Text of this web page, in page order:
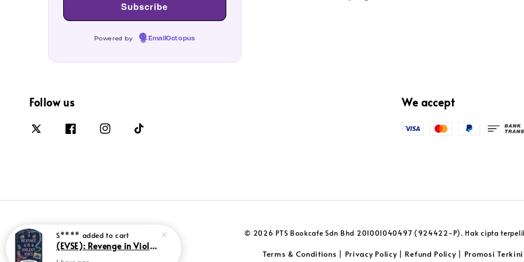
Powered by EmailOctopus
Follow us We accept
© 2026 PTS Bookcafe Sdn Bhd 201001040497 (924422-P). Hak cipta
Terms & Conditions Privacy Policy| Refund Policy| Promosi Terkini
S**** added to cart
(EVSE): Revenge in Violent Hues (L160, G13)